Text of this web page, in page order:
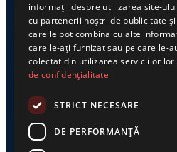
Casa de editură Exclusiv
informații despre utilizarea site-
cu partenerii noștri de publicitate și
care le pot combina cu alte
care le-ați furnizat sau pe care le-
colectat din utilizarea serviciilor lor.
de confidențialitate
STRICT NECESARE
DE PERFORMANȚĂ